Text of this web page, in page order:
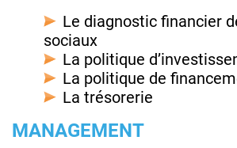
Le diagnostic financier
sociaux
La politique
La politique de
La trésorerie
MANAGEMENT